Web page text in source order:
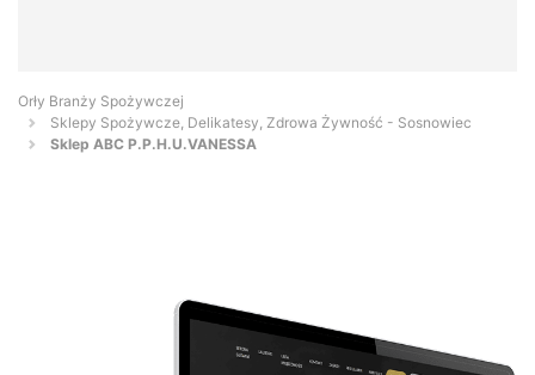
Orły Branży Spożywczej
Sklepy Spożywcze, Delikatesy, Zdrowa Żywność - Sosnowiec
Sklep ABC P.P.H.U.VANESSA